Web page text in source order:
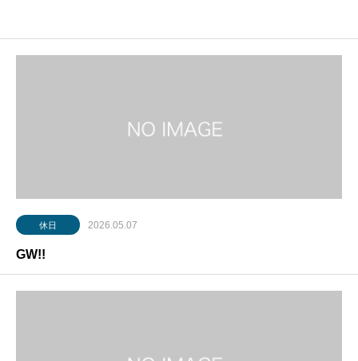
休日 2026.05.07
GW!!